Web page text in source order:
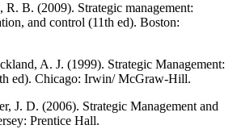
R. B. (2009). Strategic management:
and control (11th ed). Boston:
A. J. (1999). Strategic Management:
ed). Chicago: Irwin/ McGraw-Hill.
J. D. (2006). Strategic Management and
Prentice Hall.